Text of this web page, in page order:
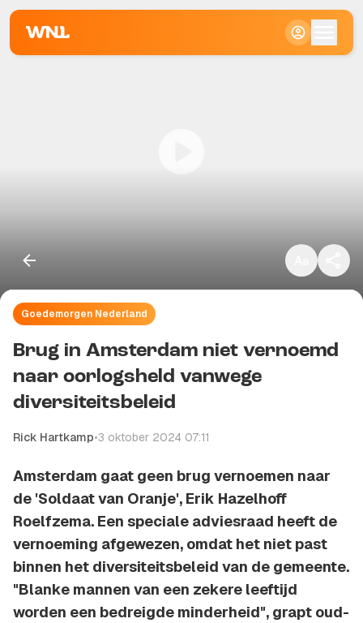
Goedemorgen Nederland
Brug in Amsterdam niet vernoemd
naar oorlogsheld vanwege
diversiteitsbeleid
Rick Hartkamp•3 oktober 2024 07:11
Amsterdam gaat geen brug vernoemen naar
de 'Soldaat van Oranje', Erik Hazelhoff
Roelfzema. Een speciale adviesraad heeft de
vernoeming afgewezen, omdat het niet past
binnen het diversiteitsbeleid van de gemeente.
"Blanke mannen van een zekere leeftijd
worden een bedreigde minderheid", grapt oud-